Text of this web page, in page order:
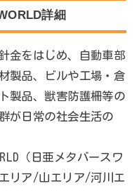
詳細
金をはじめ、自動車部
製品、ビルや工場・倉
製品、獣害防護柵等の
が日常の社会生活の
（日亜メタバースワ
リア/山エリア/河川エ